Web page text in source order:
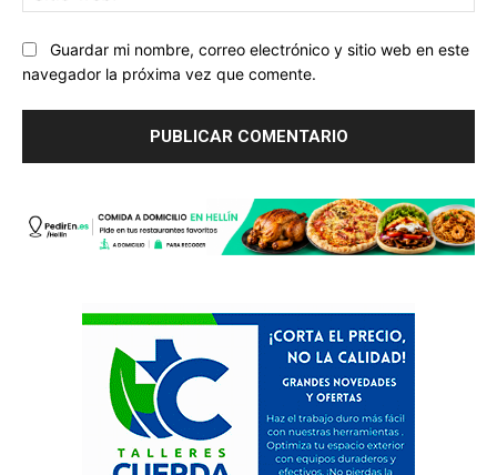
Guardar mi nombre, correo electrónico y sitio web en este
navegador la próxima vez que comente.